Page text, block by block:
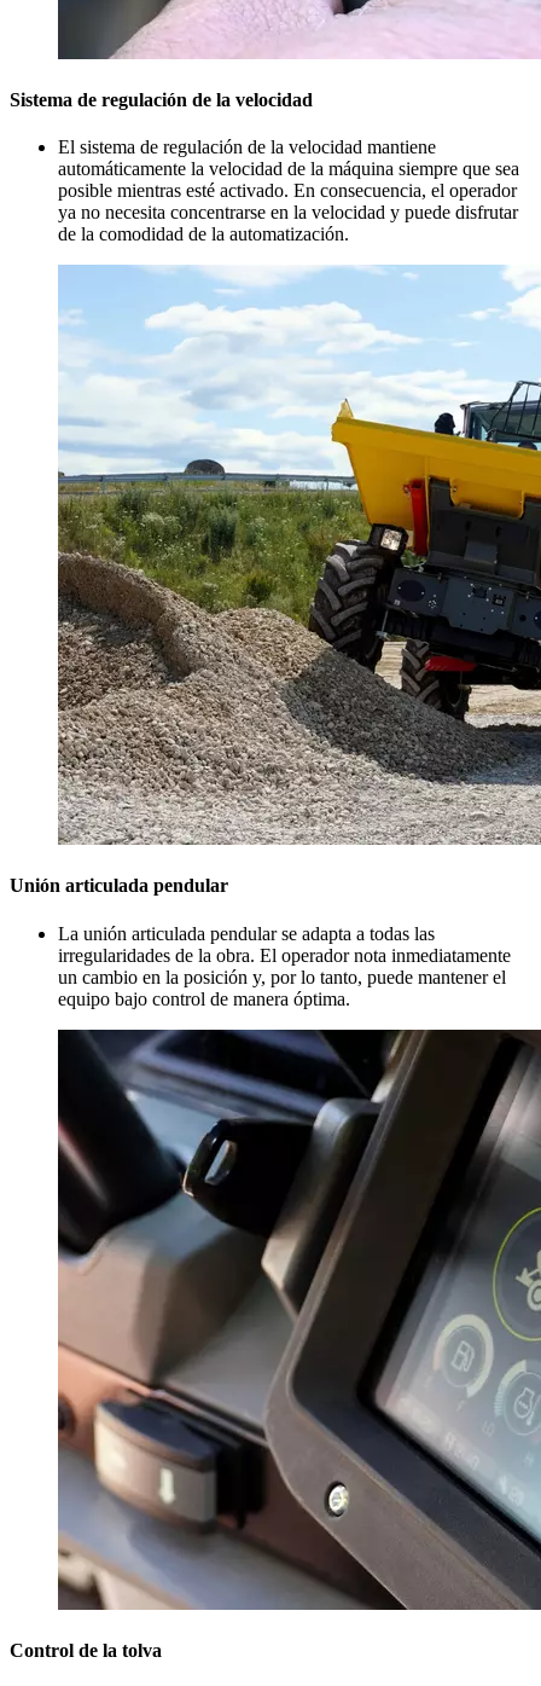
Sistema de regulación de la velocidad
El sistema de regulación de la velocidad mantiene
automáticamente la velocidad de la máquina siempre que sea
posible mientras esté activado. En consecuencia, el operador
ya no necesita concentrarse en la velocidad y puede disfrutar
de la comodidad de la automatización.
Unión articulada pendular
La unión articulada pendular se adapta a todas las
irregularidades de la obra. El operador nota inmediatamente
un cambio en la posición y, por lo tanto, puede mantener el
equipo bajo control de manera óptima.
Control de la tolva